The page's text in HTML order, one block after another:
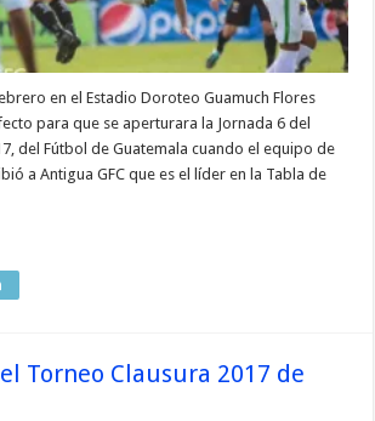
en el Estadio Doroteo Guamuch Flores
para que se aperturara la Jornada 6 del
del Fútbol de Guatemala cuando el equipo de
a Antigua GFC que es el líder en la Tabla de
Torneo Clausura 2017 de